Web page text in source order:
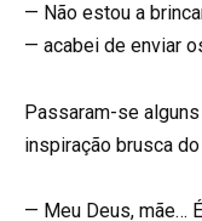
— Não estou a
— acabei de enviar
Passaram-se
inspiração brusca
— Meu Deus, mãe…